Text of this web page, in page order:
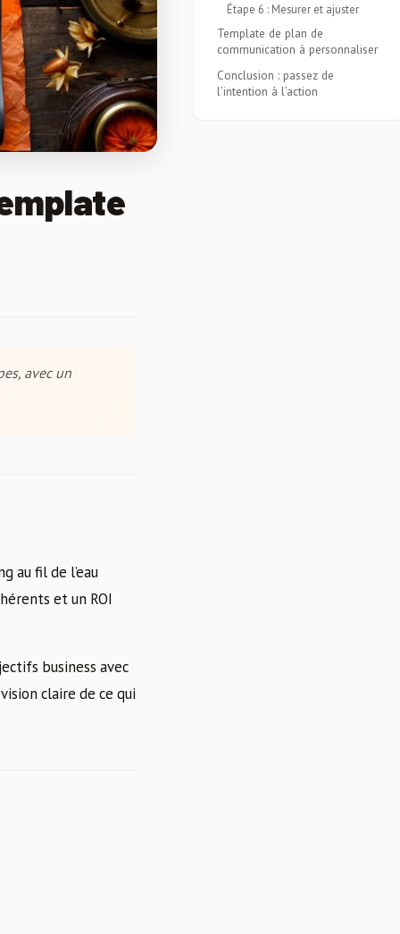
Étape 6 : Mesurer et ajuster
Template de plan de
communication à personnaliser
Conclusion : passez de
l’intention à l’action
avec un
au fil de l’eau
et un ROI
business avec
claire de ce qui